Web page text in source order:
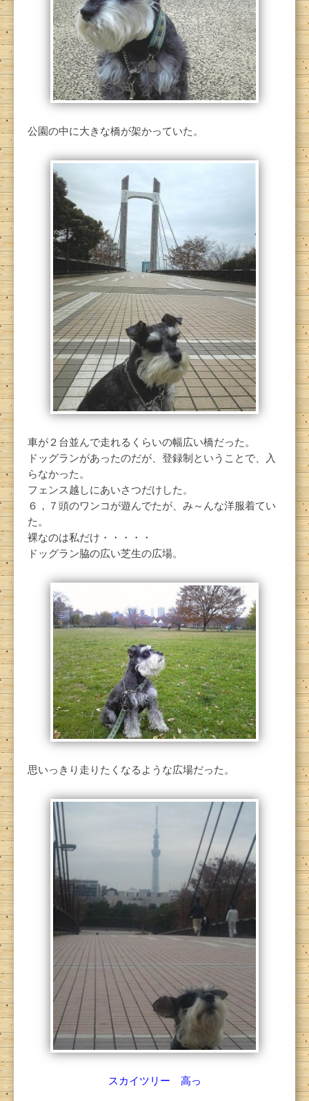
公園の中に大きな橋が架かっていた。
車が２台並んで走れるくらいの幅広い橋だった。
ドッグランがあったのだが、登録制ということで、入
らなかった。
フェンス越しにあいさつだけした。
６，７頭のワンコが遊んでたが、み～んな洋服着てい
た。
裸なのは私だけ・・・・・
ドッグラン脇の広い芝生の広場。
思いっきり走りたくなるような広場だった。
スカイツリー 高っ